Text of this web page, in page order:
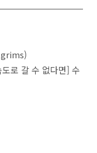
로 갈 수 없다면] 수